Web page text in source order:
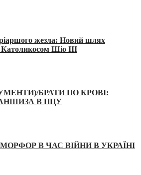
жезла: Новий шлях
Католикосом Шіо III
БРАТИ ПО КРОВІ:
В ПЦУ
В ЧАС ВІЙНИ В УКРАЇНІ